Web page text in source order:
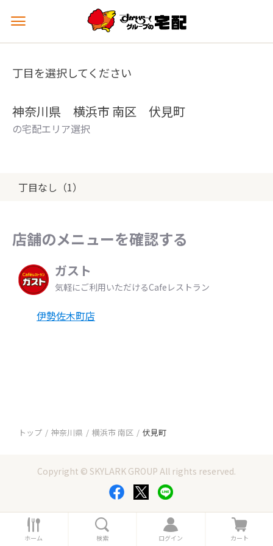
メ
ュ
を
丁目を選択してください
神奈川県 横浜市 南区 伏見町
の宅配エリア選択
丁目なし（1）
店舗のメニューを確認する
ガスト
気軽にご利用いただけるCafeレストラン
伊勢佐木町店
トップ 神奈川県 横浜市 南区 伏見町
Copyright © SKYLARK GROUP All rights reserved.
ホ
ー
ホーム 索
検索
ロ
グ
ログイン
カ
ー
カート